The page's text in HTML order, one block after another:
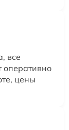
все
оперативно
цены